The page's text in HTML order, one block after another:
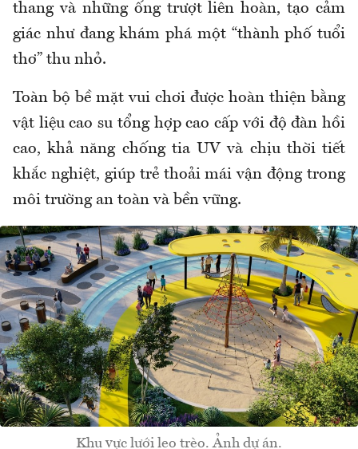
thang và những ống trượt liên hoàn, tạo cảm
giác như đang khám phá một “thành phố tuổi
thơ” thu nhỏ.
Toàn bộ bề mặt vui chơi được hoàn thiện bằng
vật liệu cao su tổng hợp cao cấp với độ đàn hồi
cao, khả năng chống tia UV và chịu thời tiết
khắc nghiệt, giúp trẻ thoải mái vận động trong
môi trường an toàn và bền vững.
Khu vực lưới leo trèo. Ảnh dự án.